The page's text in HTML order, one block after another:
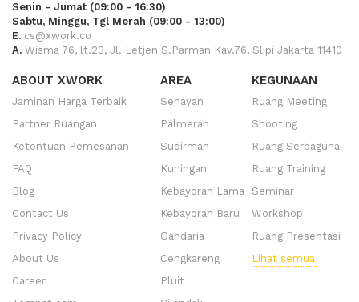
Senin - Jumat (09:00 - 16:30)
Sabtu, Minggu, Tgl Merah (09:00 - 13:00)
E. cs@xwork.co
A. Wisma 76, lt.23, Jl. Letjen S.Parman Kav.76, Slipi Jakarta 11410
ABOUT XWORK
Jaminan Harga Terbaik
Partner Ruangan
Ketentuan Pemesanan
FAQ
Blog
Contact Us
Privacy Policy
About Us
Career
AREA
Senayan
Palmerah
Sudirman
Kuningan
Kebayoran Lama
Kebayoran Baru
Gandaria
Cengkareng
Pluit
KEGUNAAN
Ruang Meeting
Shooting
Ruang Serbaguna
Ruang Training
Seminar
Workshop
Ruang Presentasi
Lihat semua